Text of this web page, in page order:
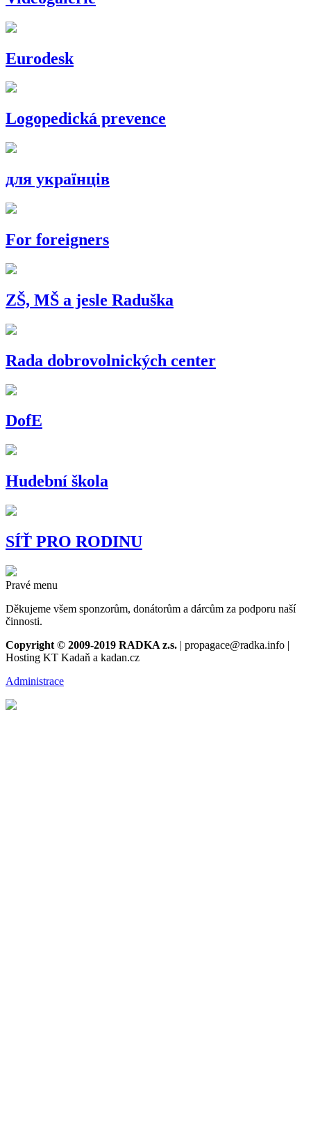
Eurodesk
Logopedická prevence
для українців
For foreigners
ZŠ, MŠ a jesle Raduška
Rada dobrovolnických center
DofE
Hudební škola
SÍŤ PRO RODINU
Pravé menu
Děkujeme všem sponzorům, donátorům a dárcům za podporu naší
činnosti.
Copyright © 2009-2019 RADKA z.s. | propagace@radka.info |
Hosting KT Kadaň a kadan.cz
Administrace